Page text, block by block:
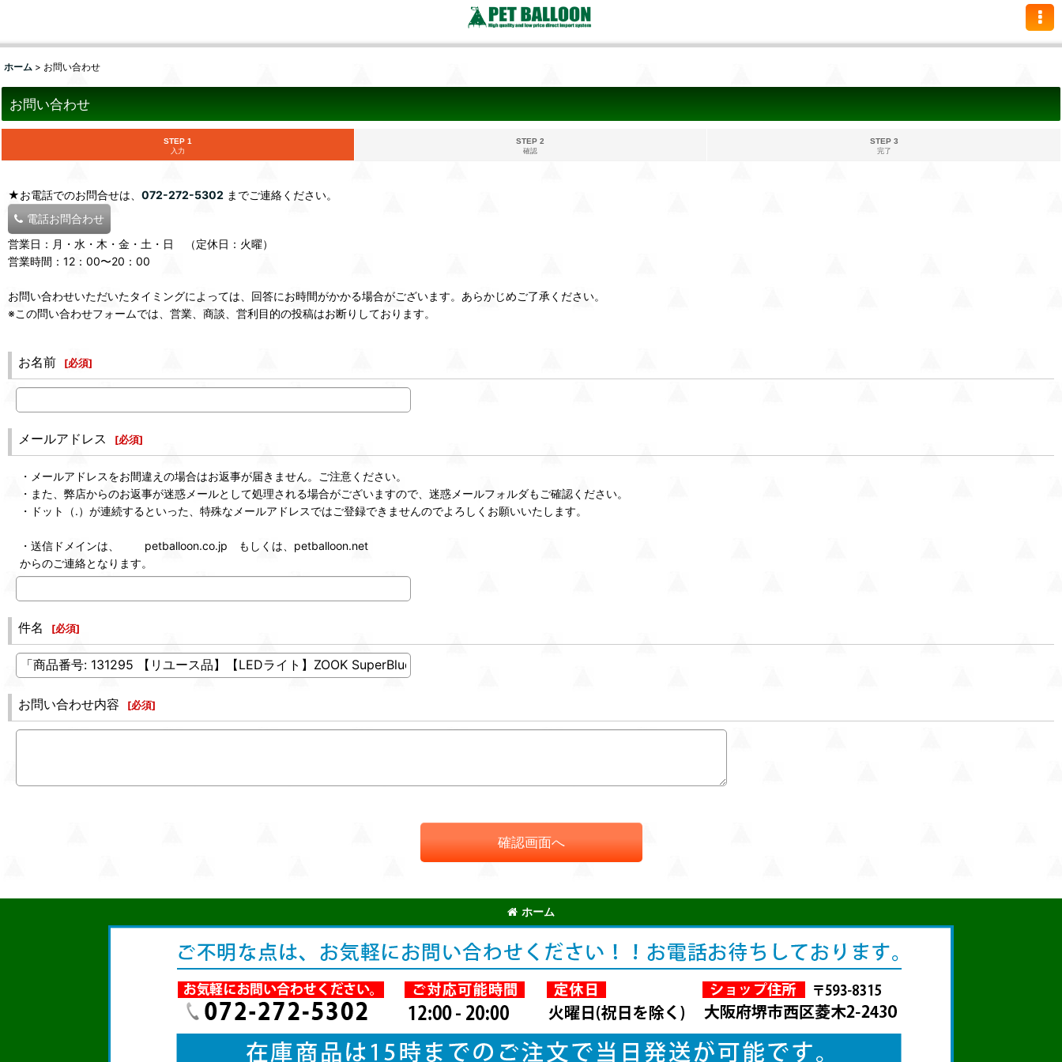
ホーム > お問い合わせ
お問い合わせ
STEP 1
入力
STEP 2
確認
STEP 3
完了
★お電話でのお問合せは、 072-272-5302 までご連絡ください。
電話お問合わせ
営業日：月・水・木・金・土・日 （定休日：火曜）
営業時間：12：00〜20：00
お問い合わせいただいたタイミングによっては、回答にお時間がかかる場合がございます。あらかじめご了承ください。
※この問い合わせフォームでは、営業、商談、営利目的の投稿はお断りしております。
お名前 [必須]
メールアドレス [必須]
・メールアドレスをお間違えの場合はお返事が届きません。ご注意ください。
・また、弊店からのお返事が迷惑メールとして処理される場合がございますので、迷惑メールフォルダもご確認ください。
・ドット（.）が連続するといった、特殊なメールアドレスではご登録できませんのでよろしくお願いいたします。
・送信ドメインは、 petballoon.co.jp もしくは、petballoon.net
からのご連絡となります。
件名 [必須]
お問い合わせ内容 [必須]
確認画面へ
ホーム